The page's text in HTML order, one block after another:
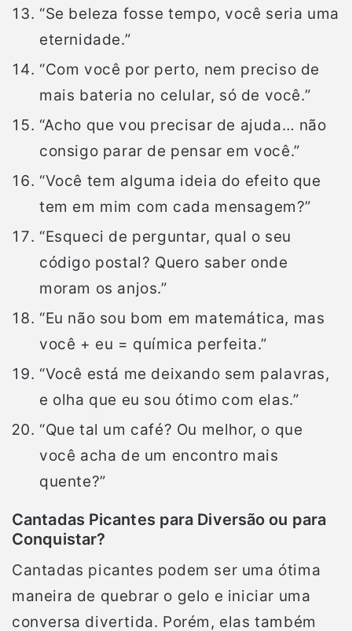
“Se beleza fosse tempo, você seria uma
eternidade.”
“Com você por perto, nem preciso de
mais bateria no celular, só de você.”
“Acho que vou precisar de ajuda… não
consigo parar de pensar em você.”
“Você tem alguma ideia do efeito que
tem em mim com cada mensagem?”
“Esqueci de perguntar, qual o seu
código postal? Quero saber onde
moram os anjos.”
“Eu não sou bom em matemática, mas
você + eu = química perfeita.”
“Você está me deixando sem palavras,
e olha que eu sou ótimo com elas.”
“Que tal um café? Ou melhor, o que
você acha de um encontro mais
quente?”
Cantadas Picantes para Diversão ou para
Conquistar?
Cantadas picantes podem ser uma ótima
maneira de quebrar o gelo e iniciar uma
conversa divertida. Porém, elas também